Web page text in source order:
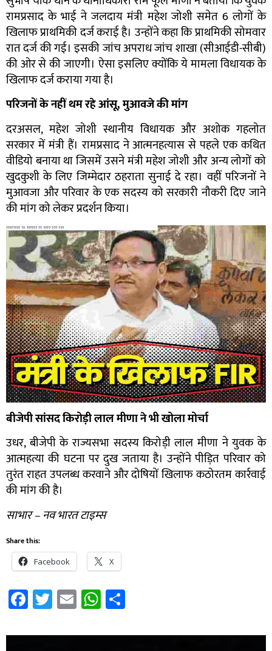
रामप्रसाद के भाई ने जलदाय मंत्री महेश जोशी समेत 6 लोगों के
खिलाफ प्राथमिकी दर्ज कराई है। उन्होंने कहा कि प्राथमिकी सोमवार
रात दर्ज की गई। इसकी जांच अपराध जांच शाखा (सीआईडी-सीबी)
की ओर से की जाएगी। ऐसा इसलिए क्योंकि ये मामला विधायक के
खिलाफ दर्ज कराया गया है।
परिजनों के नहीं थम रहे आंसू, मुआवजे की मांग
दरअसल, महेश जोशी स्थानीय विधायक और अशोक गहलोत
सरकार में मंत्री हैं। रामप्रसाद ने आत्मनहत्यास से पहले एक कथित
वीडियो बनाया था ज‍िसमें उसने मंत्री महेश जोशी और अन्य लोगों को
खुदकुशी के लिए जिम्मेदार ठहराता सुनाई दे रहा। वहीं परिजनों ने
मुआवजा और परिवार के एक सदस्य को सरकारी नौकरी दिए जाने
की मांग को लेकर प्रदर्शन किया।
बीजेपी सांसद किरोड़ी लाल मीणा ने भी खोला मोर्चा
उधर, बीजेपी के राज्यसभा सदस्य किरोड़ी लाल मीणा ने युवक के
आत्महत्या की घटना पर दुख जताया है। उन्होंने पीड़ित परिवार को
तुरंत राहत उपलब्ध करवाने और दोषियों खिलाफ कठोरतम कार्रवाई
की मांग की है।
साभार – नव भारत टाइम्स
Share this:
Facebook X
Facebook
Twitter
EmailWhatsApp